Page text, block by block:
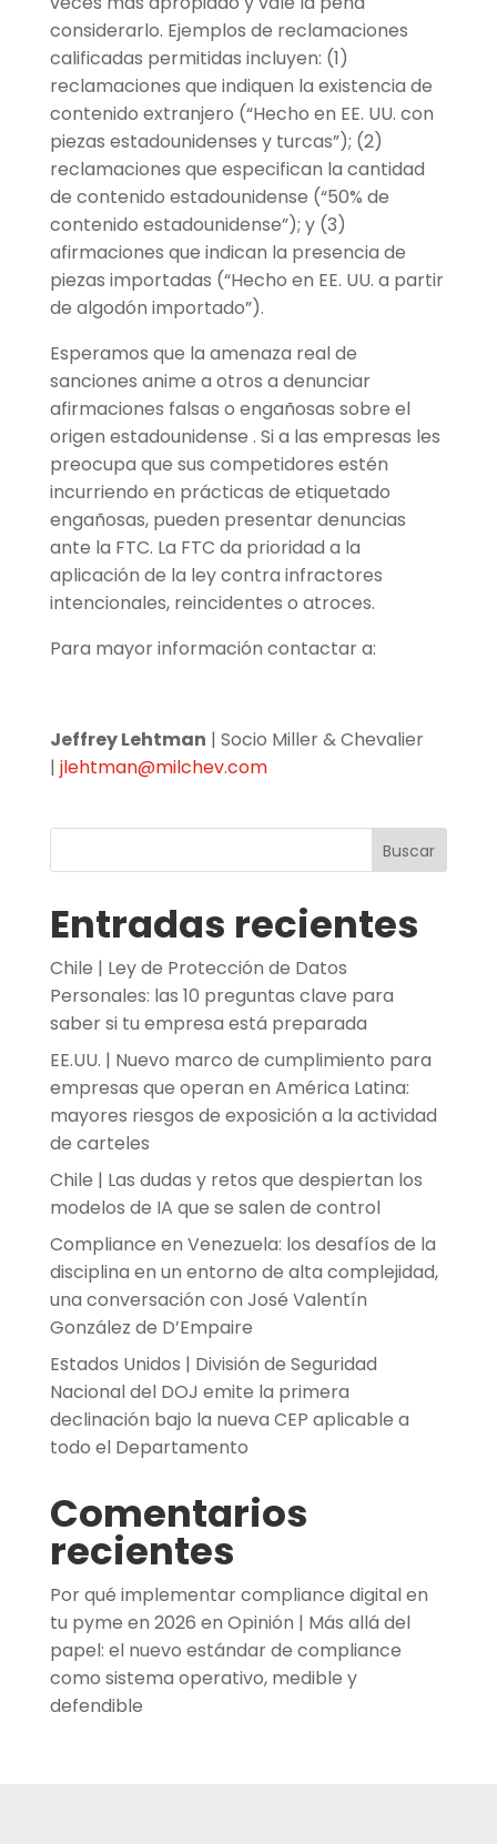
considerarlo. Ejemplos de reclamaciones
calificadas permitidas incluyen: (1)
reclamaciones que indiquen la existencia de
contenido extranjero (“Hecho en EE. UU. con
piezas estadounidenses y turcas”); (2)
reclamaciones que especifican la cantidad
de contenido estadounidense (“50% de
contenido estadounidense”); y (3)
afirmaciones que indican la presencia de
piezas importadas (“Hecho en EE. UU. a partir
de algodón importado”).
Esperamos que la amenaza real de
sanciones anime a otros a denunciar
afirmaciones falsas o engañosas sobre el
origen estadounidense . Si a las empresas les
preocupa que sus competidores estén
incurriendo en prácticas de etiquetado
engañosas, pueden presentar denuncias
ante la FTC. La FTC da prioridad a la
aplicación de la ley contra infractores
intencionales, reincidentes o atroces.
Para mayor información contactar a:
Jeffrey Lehtman | Socio Miller & Chevalier
| jlehtman@milchev.com
Buscar
Entradas recientes
Chile | Ley de Protección de Datos
Personales: las 10 preguntas clave para
saber si tu empresa está preparada
EE.UU. | Nuevo marco de cumplimiento para
empresas que operan en América Latina:
mayores riesgos de exposición a la actividad
de carteles
Chile | Las dudas y retos que despiertan los
modelos de IA que se salen de control
Compliance en Venezuela: los desafíos de la
disciplina en un entorno de alta complejidad,
una conversación con José Valentín
González de D’Empaire
Estados Unidos | División de Seguridad
Nacional del DOJ emite la primera
declinación bajo la nueva CEP aplicable a
todo el Departamento
Comentarios
recientes
Por qué implementar compliance digital en
tu pyme en 2026 en Opinión | Más allá del
papel: el nuevo estándar de compliance
como sistema operativo, medible y
defendible